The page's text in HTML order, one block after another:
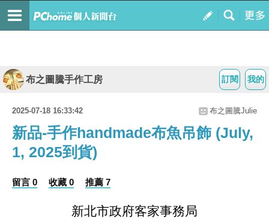
我的
訂閱
布之圖騰手作工房
2025-07-18 16:33:42 布之圖騰Julie
新品-手作handmade布魚吊飾 (July,
1, 2025到貨)
留言 0 收藏 0 推薦 7
新北市政府客家事務局